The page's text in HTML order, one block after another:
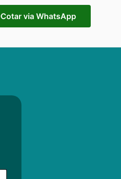
Cotar via WhatsApp